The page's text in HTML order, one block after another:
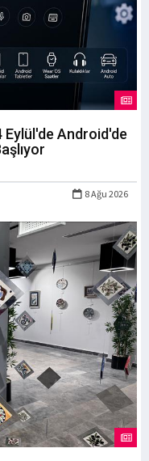
Eylül'de Android'de
8 Ağu 2026